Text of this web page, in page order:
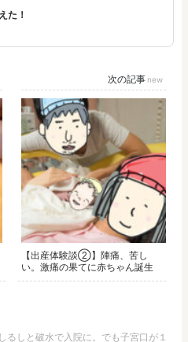
た！
次の記事
【出産体験談②】陣痛、苦し
い。激痛の果てに赤ちゃん誕生
しと破水で入院に。でも子宮口が１